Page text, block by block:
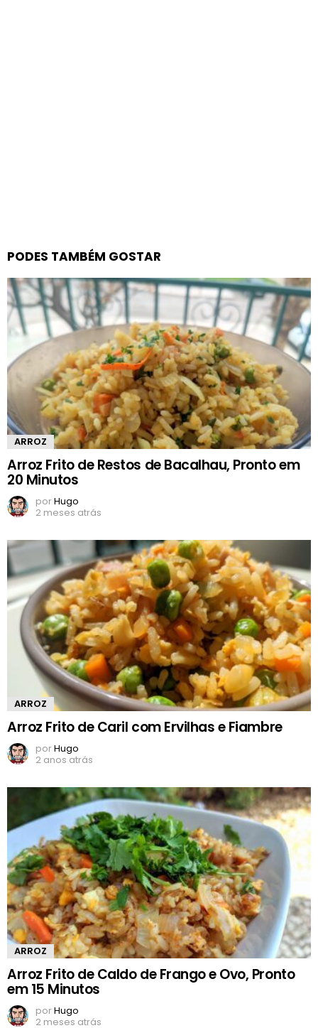
PODES TAMBÉM GOSTAR
ARROZ
Arroz Frito de Restos de Bacalhau, Pronto em
20 Minutos
porHugo
2 meses atrás
ARROZ
Arroz Frito de Caril com Ervilhas e Fiambre
porHugo
2 anos atrás
ARROZ
Arroz Frito de Caldo de Frango e Ovo, Pronto
em 15 Minutos
porHugo
2 meses atrás